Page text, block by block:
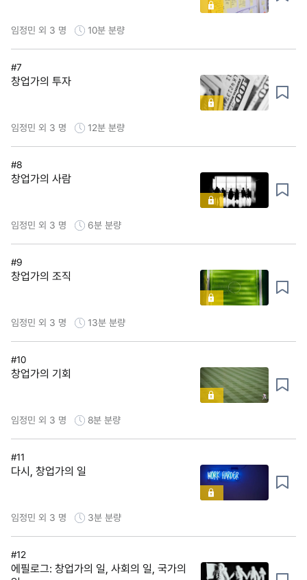
임정민 외 3 명 10분 분량
#7
창업가의 투자
임정민 외 3 명 12분 분량
#8
창업가의 사람
임정민 외 3 명 6분 분량
#9
창업가의 조직
임정민 외 3 명 13분 분량
#10
창업가의 기회
임정민 외 3 명 8분 분량
#11
다시, 창업가의 일
임정민 외 3 명 3분 분량
#12
에필로그: 창업가의 일, 사회의 일, 국가의